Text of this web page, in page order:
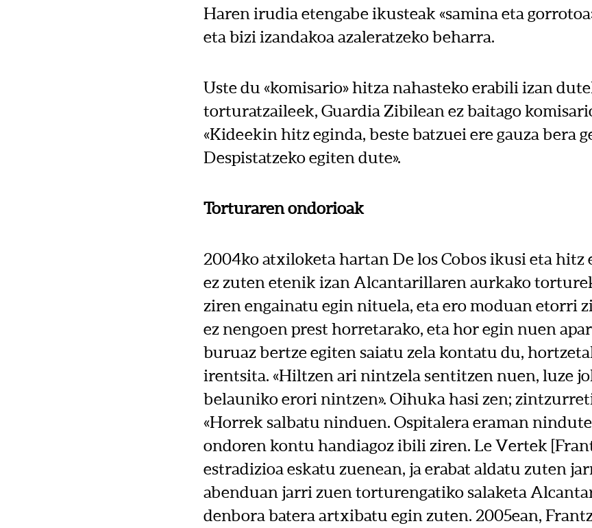
Haren irudia etengabe ikusteak «samina eta
eta bizi izandakoa azaleratzeko beharra.
Uste du «komisario» hitza nahasteko erabili izan
torturatzaileek, Guardia Zibilean ez baitago
«Kideekin hitz eginda, beste batzuei ere gauza bera
Despistatzeko egiten dute».
Torturaren ondorioak
2004ko atxiloketa hartan De los Cobos ikusi eta hitz
ez zuten etenik izan Alcantarillaren aurkako
ziren engainatu egin nituela, eta ero moduan etorri
ez nengoen prest horretarako, eta hor egin nuen
buruaz bertze egiten saiatu zela kontatu du,
irentsita. «Hiltzen ari nintzela sentitzen nuen, luze
belauniko erori nintzen». Oihuka hasi zen;
«Horrek salbatu ninduen. Ospitalera eraman
ondoren kontu handiagoz ibili ziren. Le Vertek
estradizioa eskatu zuenean, ja erabat aldatu zuten
abenduan jarri zuen torturengatiko salaketa
denbora batera artxibatu egin zuten. 2005ean,